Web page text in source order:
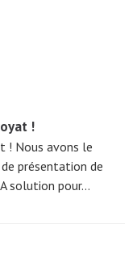
!
! Nous avons le
présentation de
solution pour…